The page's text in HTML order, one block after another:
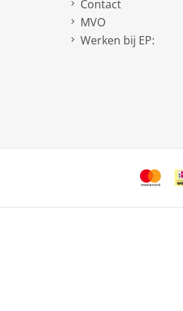
Contact
MVO
Werken bij EP: